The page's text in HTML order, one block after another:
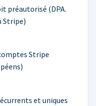
préautorisé (DPA.
Stripe)
Stripe
et uniques